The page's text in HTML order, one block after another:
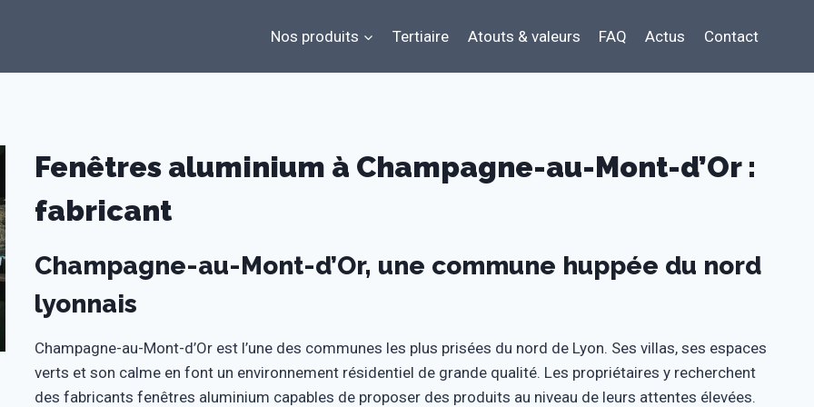
Nos produits Tertiaire Atouts & valeurs FAQ Actus Contact
Fenêtres aluminium à Champagne-au-Mont-d’Or :
fabricant
Champagne-au-Mont-d’Or, une commune huppée du nord
lyonnais
Champagne-au-Mont-d’Or est l’une des communes les plus prisées du nord de Lyon. Ses villas, ses espaces
verts et son calme en font un environnement résidentiel de grande qualité. Les propriétaires y recherchent
des fabricants fenêtres aluminium capables de proposer des produits au niveau de leurs attentes élevées.